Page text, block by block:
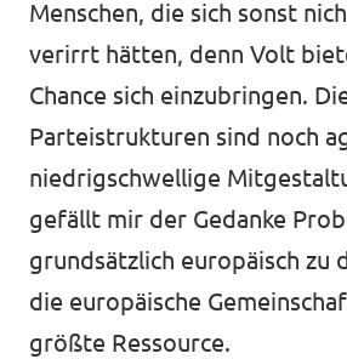
Menschen, die sich sonst
verirrt hätten, denn Volt
Chance sich einzubringen.
Parteistrukturen sind noch
niedrigschwellige
gefällt mir der Gedanke
grundsätzlich europäisch zu
die europäische
größte Ressource.